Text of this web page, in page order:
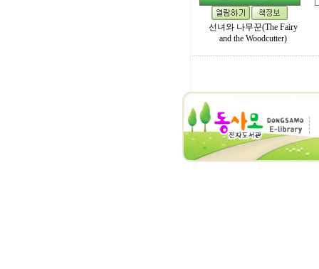
선녀와 나무꾼(The Fairy
and the Woodcutter)